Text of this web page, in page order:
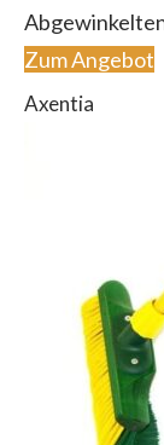
Zum Angebot
Axentia